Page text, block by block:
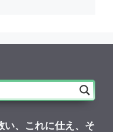
い、これに仕え、そ